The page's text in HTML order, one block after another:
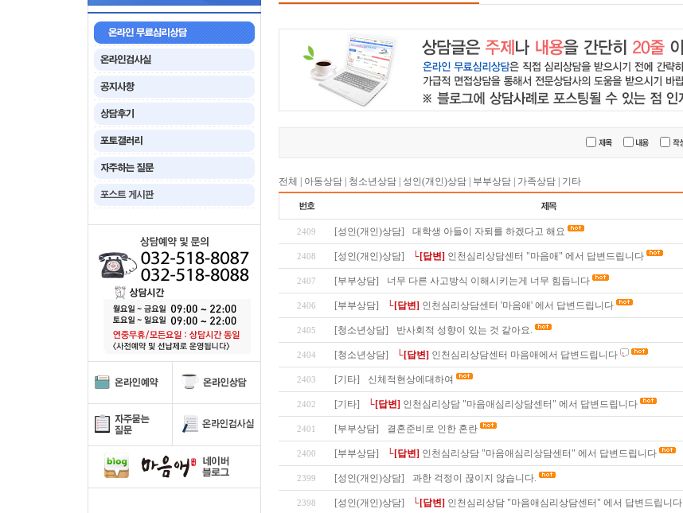
전체 아동상담 청소년상담 성인(개인)상담 부부상담 가족상담 기타
2409 [성인(개인)상담] 대학생 아들이 자퇴를 하겠다고 해요
2408 [성인(개인)상담] └[답변] 인천심리상담센터 "마음애" 에서 답변드립니다
2407 [부부상담] 너무 다른 사고방식 이해시키는게 너무 힘듭니다
2406 [부부상담] └[답변] 인천심리상담센터 '마음애' 에서 답변드립니다
2405 [청소년상담] 반사회적 성향이 있는 것 같아요.
2404 [청소년상담] └[답변] 인천심리상담센터 마음애에서 답변드립니다
2403 [기타] 신체적현상에대하여
2402 [기타] └[답변] 인천심리상담 "마음애심리상담센터" 에서 답변드립니다
2401 [부부상담] 결혼준비로 인한 혼란
2400 [부부상담] └[답변] 인천심리상담 "마음애심리상담센터" 에서 답변드립니다
2399 [성인(개인)상담] 과한 걱정이 끊이지 않습니다.
2398 [성인(개인)상담] └[답변] 인천심리상담 "마음애심리상담센터" 에서 답변드립니다